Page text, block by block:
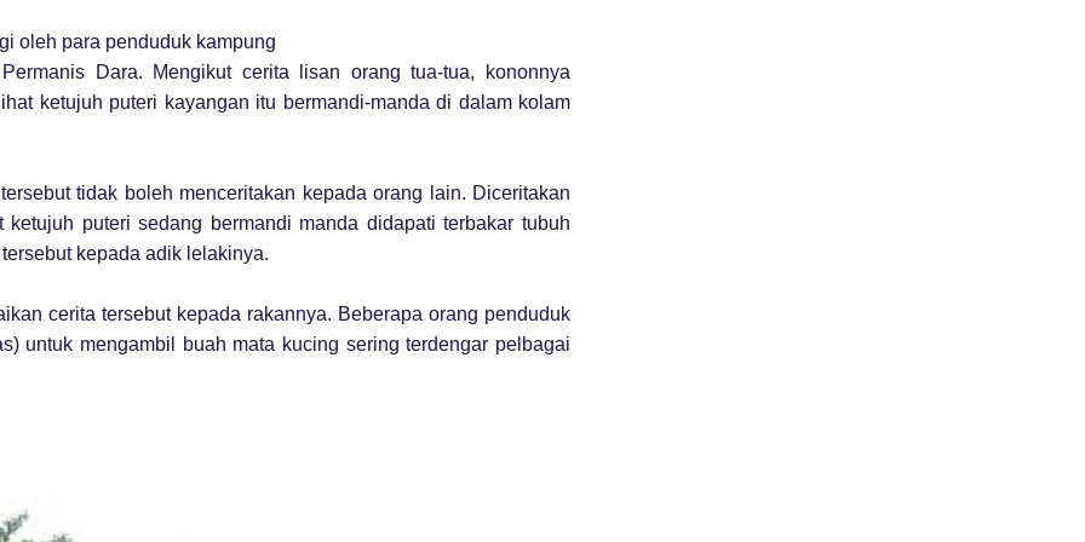
oleh para penduduk kampung
Dara. Mengikut cerita lisan orang tua-tua, kononnya
ketujuh puteri kayangan itu bermandi-manda di dalam kolam
tidak boleh menceritakan kepada orang lain. Diceritakan
puteri sedang bermandi manda didapati terbakar tubuh
kepada adik lelakinya.
cerita tersebut kepada rakannya. Beberapa orang penduduk
untuk mengambil buah mata kucing sering terdengar pelbagai